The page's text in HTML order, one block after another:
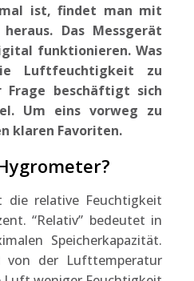
ist, findet man mit
Das Messgerät
funktionieren. Was
Luftfeuchtigkeit zu
Frage beschäftigt sich
Um eins vorweg zu
klaren Favoriten.
die relative Feuchtigkeit
“Relativ” bedeutet in
Speicherkapazität.
der Lufttemperatur